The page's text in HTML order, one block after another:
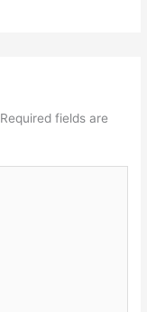
Required fields are